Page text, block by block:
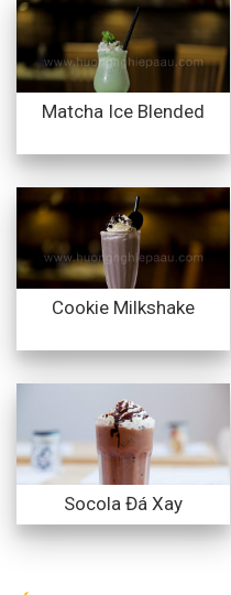
Matcha Ice Blended
Cookie Milkshake
Socola Đá Xay